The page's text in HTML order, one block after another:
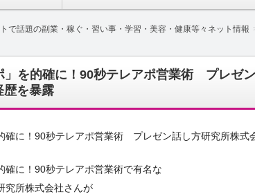
で話題の副業・稼ぐ・習い事・学習・美容・健康等々ネット情報
」を的確に！90秒テレアポ営業術 プレゼ
歴を暴露
確に！90秒テレアポ営業術 プレゼン話し方研究所株式
確に！90秒テレアポ営業術で有名な
究所株式会社さんが